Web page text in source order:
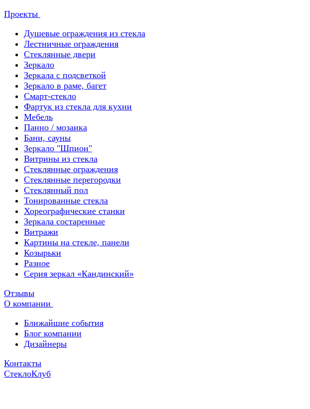
Проекты
Душевые ограждения из стекла
Лестничные ограждения
Стеклянные двери
Зеркало
Зеркала с подсветкой
Зеркало в раме, багет
Смарт-стекло
Фартук из стекла для кухни
Мебель
Панно / мозаика
Бани, сауны
Зеркало "Шпион"
Витрины из стекла
Стеклянные ограждения
Стеклянные перегородки
Стеклянный пол
Тонированные стекла
Хореографические станки
Зеркала состаренные
Витражи
Картины на стекле, панели
Козырьки
Разное
Серия зеркал «Кандинский»
Отзывы
О компании
Ближайшие события
Блог компании
Дизайнеры
Контакты
СтеклоКлуб